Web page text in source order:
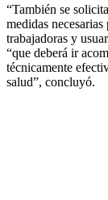
“También se
medidas
trabajadoras y
“que deberá ir
técnicamente
salud”, concluyó.